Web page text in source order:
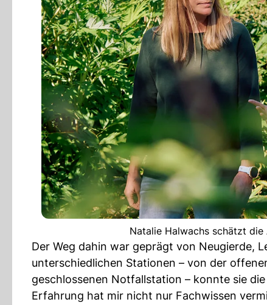
Natalie Halwachs schätzt
Der Weg dahin war geprägt von Neugierde,
unterschiedlichen Stationen – von der
geschlossenen Notfallstation – konnte sie
Erfahrung hat mir nicht nur Fachwissen